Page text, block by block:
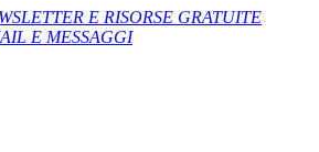
E RISORSE GRATUITE
E MESSAGGI